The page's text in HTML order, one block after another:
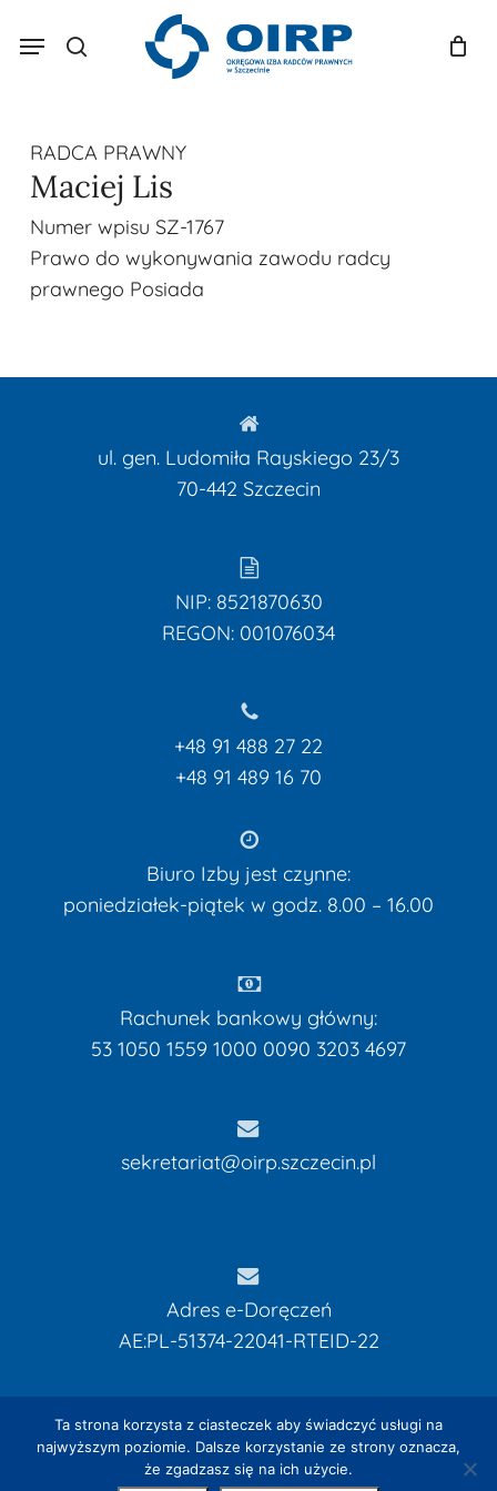
search
Menu
Koszyk Zamknij
Brak produktów w koszyku.
Przejdź Do Strony
Glównej
Kwota: 0,00
Zobacz Koszyk Zamówienie
RADCA PRAWNY
Maciej Lis
Numer wpisu SZ-1767
Prawo do wykonywania zawodu radcy
prawnego Posiada
ul. gen. Ludomiła Rayskiego 23/3
70-442 Szczecin
NIP: 8521870630
REGON: 001076034
+48 91 488 27 22
+48 91 489 16 70
Biuro Izby jest czynne:
poniedziałek-piątek w godz. 8.00 – 16.00
Rachunek bankowy główny:
53 1050 1559 1000 0090 3203 4697
sekretariat@oirp.szczecin.pl
Adres e-Doręczeń
AE:PL-51374-22041-RTEID-22
Ta strona korzysta z ciasteczek aby świadczyć usługi na
najwyższym poziomie. Dalsze korzystanie ze strony oznacza,
że zgadzasz się na ich użycie.